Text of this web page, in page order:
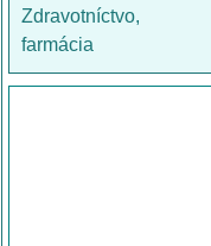
Zdravotníctvo,
farmácia